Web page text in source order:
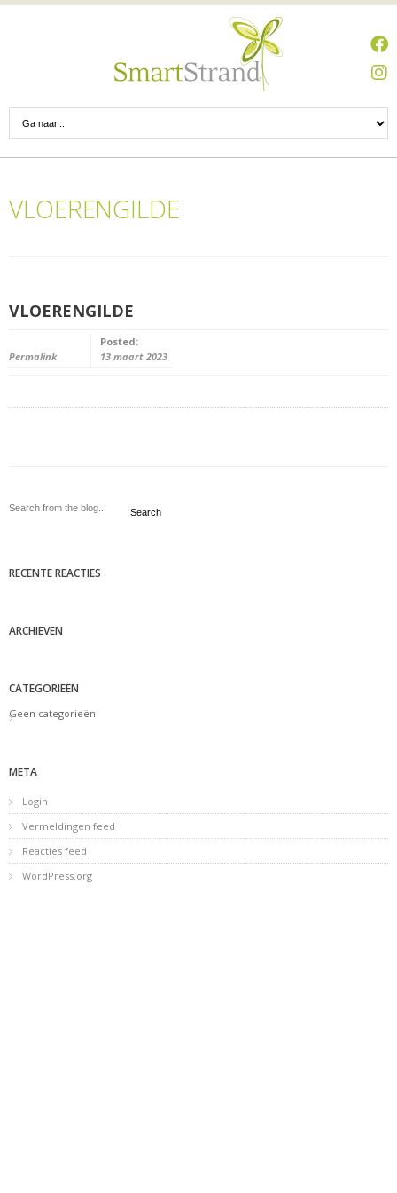
VLOERENGILDE
VLOERENGILDE
Permalink
Posted:
13 maart 2023
Search
RECENTE REACTIES
ARCHIEVEN
CATEGORIEËN
Geen categorieën
META
Login
Vermeldingen feed
Reacties feed
WordPress.org